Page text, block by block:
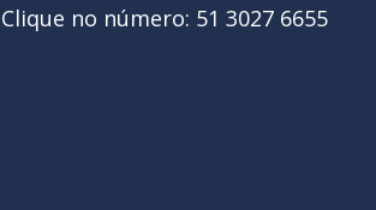
Clique no número: 51 3027 6655